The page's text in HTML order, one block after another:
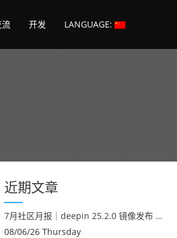
开发 LANGUAGE:
近期文章
7月社区月报｜deepin 25.2.0 镜像发布 & 小U同学定时任务上线
08/06/26 Thursday